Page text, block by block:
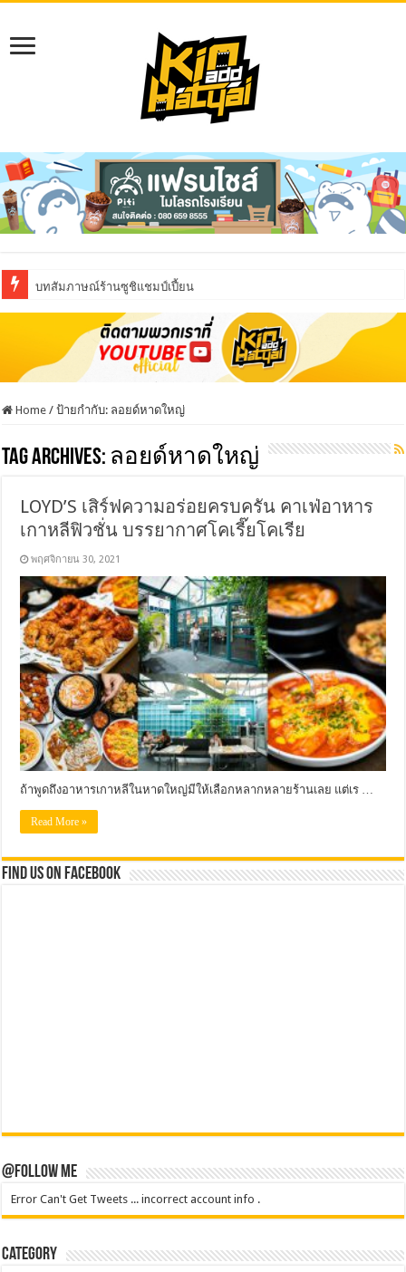
บทสัมภาษณ์ร้านซูชิแชมป์เปี้ยน
Home / ป้ายกำกับ: ลอยด์หาดใหญ่
Tag Archives: ลอยด์หาดใหญ่
LOYD’S เสิร์ฟความอร่อยครบครัน คาเฟ่อาหาร
เกาหลีฟิวชั่น บรรยากาศโคเรี๊ยโคเรีย
พฤศจิกายน 30, 2021
ถ้าพูดถึงอาหารเกาหลีในหาดใหญ่มีให้เลือกหลากหลายร้านเลย แต่เร …
Read More »
Find us on Facebook
@Follow Me
Error Can't Get Tweets ... incorrect account info .
Category